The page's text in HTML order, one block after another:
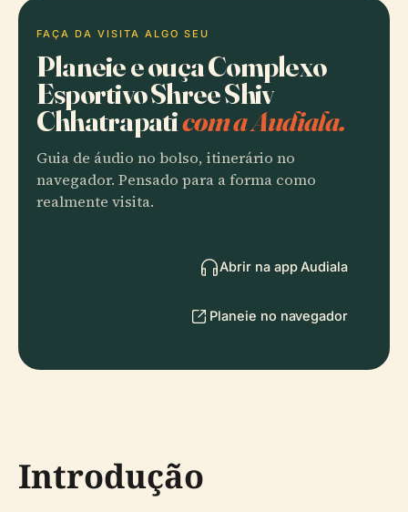
FAÇA DA VISITA ALGO SEU
Planeie e ouça Complexo
Esportivo Shree Shiv
Chhatrapaticom a Audiala.
Guia de áudio no bolso, itinerário no
navegador. Pensado para a forma como
realmente visita.
Abrir na app Audiala
Planeie no navegador
Introdução